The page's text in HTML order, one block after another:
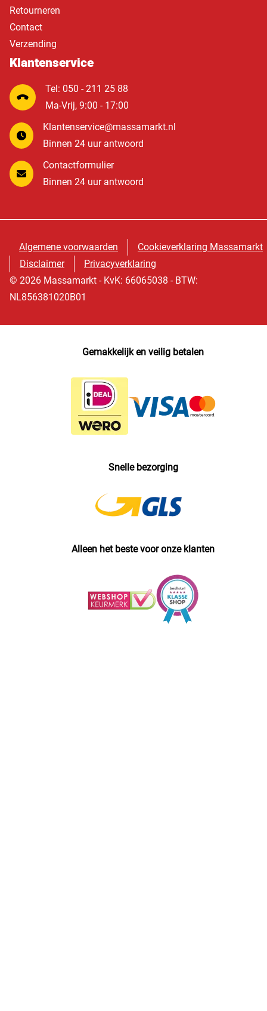
Retourneren
Contact
Verzending
Klantenservice
Tel: 050 - 211 25 88
Ma-Vrij, 9:00 - 17:00
Klantenservice@massamarkt.nl
Binnen 24 uur antwoord
Contactformulier
Binnen 24 uur antwoord
Algemene voorwaarden
Cookieverklaring Massamarkt
Disclaimer
Privacyverklaring
© 2026 Massamarkt - KvK: 66065038 - BTW:
NL856381020B01
Gemakkelijk en veilig betalen
Snelle bezorging
Alleen het beste voor onze klanten